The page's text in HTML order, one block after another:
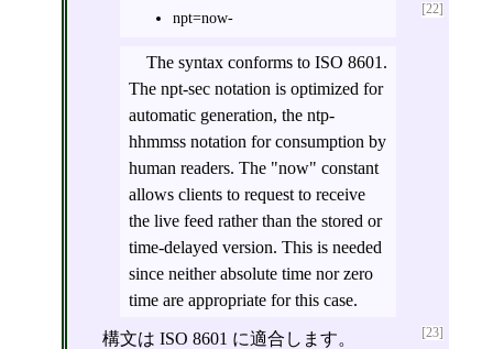
[22]
npt=now-
The syntax conforms to ISO 8601.
The npt-sec notation is optimized for
automatic generation, the ntp-
hhmmss notation for consumption by
human readers. The "now" constant
allows clients to request to receive
the live feed rather than the stored or
time-delayed version. This is needed
since neither absolute time nor zero
time are appropriate for this case.
[23]
構文は ISO 8601 に適合します。